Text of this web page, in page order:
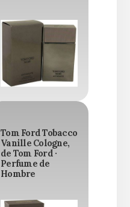
Tom Ford Tobacco
Vanille Cologne,
de Tom Ford ·
Perfume de
Hombre